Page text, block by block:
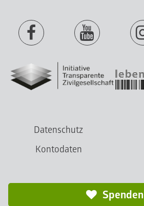
Datenschutz
Kontodaten
Spenden